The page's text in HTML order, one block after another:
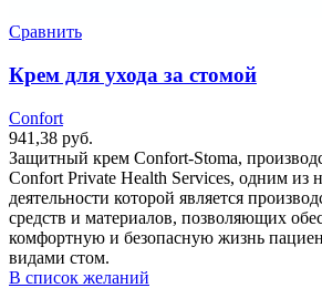
Сравнить
Крем для ухода за стомой
Confort
941,38 руб.
Защитный крем Confort-Stoma,
Confort Private Health Services, одним из
деятельности которой является
средств и материалов, позволяющих
комфортную и безопасную жизнь
видами стом.
В список желаний